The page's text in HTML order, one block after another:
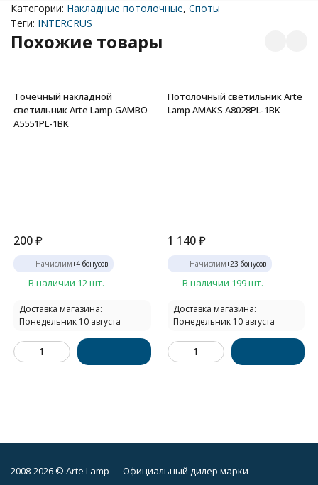
Категории: Накладные потолочные, Споты
Теги: INTERCRUS
Похожие товары
Точечный накладной
светильник Arte Lamp GAMBO
A5551PL-1BK
200₽
Начислим+4 бонусов
В наличии 12 шт.
Доставка магазина:
Понедельник 10 августа
Потолочный светильник Arte
Lamp AMAKS A8028PL-1BK
1 140 ₽
Начислим+23 бонусов
В наличии 199 шт.
Доставка магазина:
Понедельник 10 августа
2008-2026 © Arte Lamp — Официальный дилер марки